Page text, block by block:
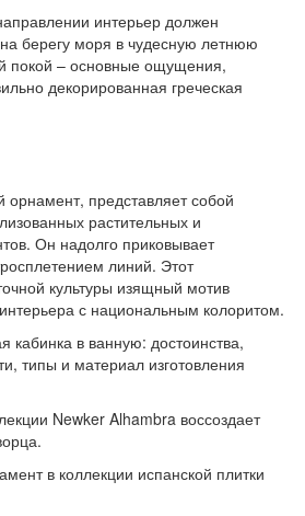
интерьер должен
берегу моря в чудесную летнюю
покой – основные ощущения,
декорированная греческая
орнамент, представляет собой
растительных и
Он надолго приковывает
линий. Этот
культуры изящный мотив
с национальным колоритом.
кабинка в ванную: достоинства,
типы и материал изготовления
Newker Alhambra воссоздает
в коллекции испанской плитки